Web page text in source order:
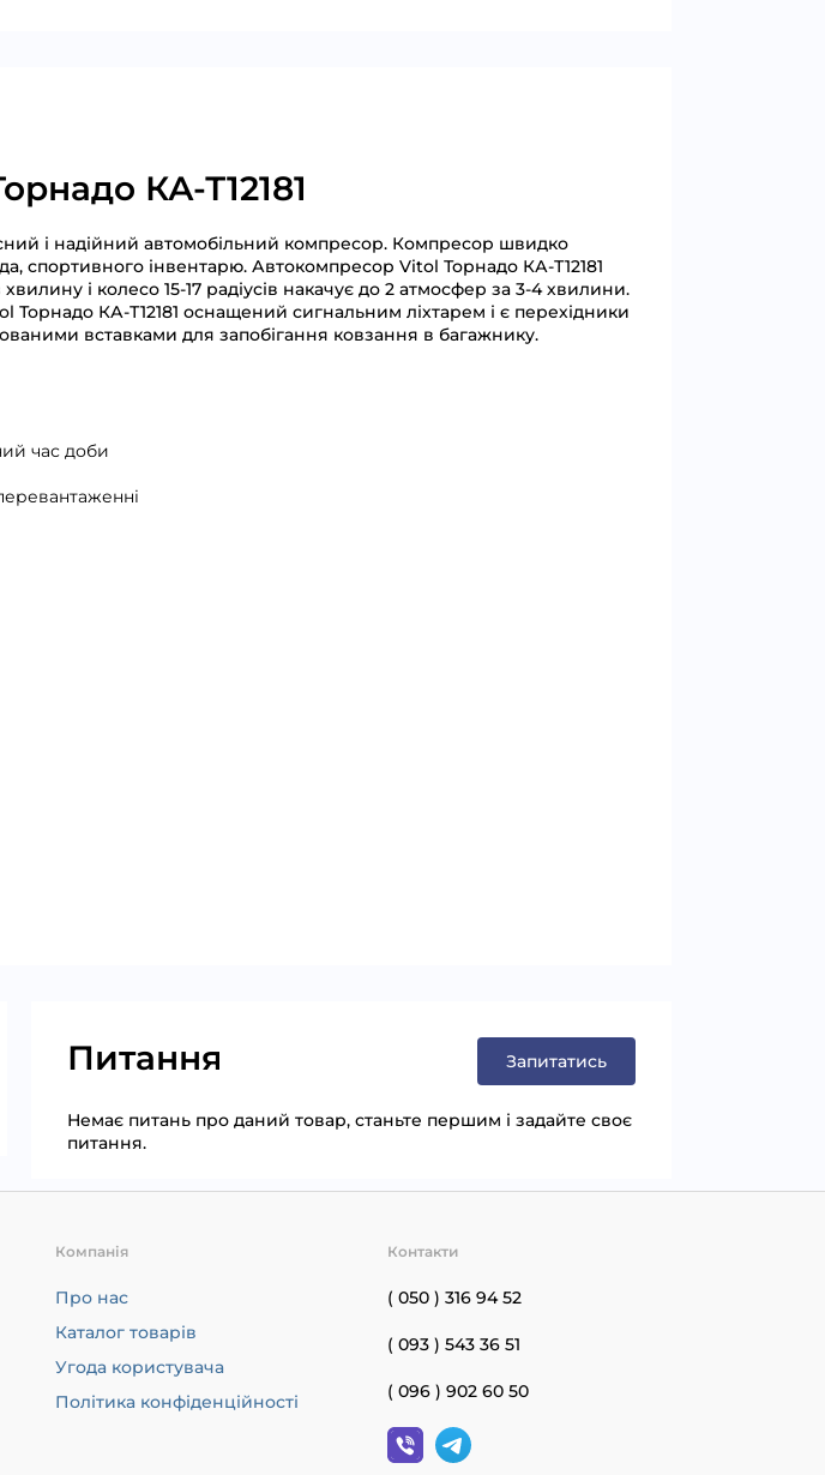
КА-Т12181
і надійний автомобільний компресор. Компресор швидко
спортивного інвентарю. Автокомпресор Vitol Торнадо КА-Т12181
і колесо 15-17 радіусів накачує до 2 атмосфер за 3-4 хвилини.
КА-Т12181 оснащений сигнальним ліхтарем і є перехідники
вставками для запобігання ковзання в багажнику.
час доби
Питання Запитатись
Немає питань про даний товар, станьте першим і задайте своє
питання.
Компанія
Про нас
Каталог товарів
Угода користувача
Політика конфіденційності
Контакти
( 050 ) 316 94 52
( 093 ) 543 36 51
( 096 ) 902 60 50